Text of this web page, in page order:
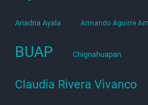
Ariadna Ayala Armando Aguirre
BUAP Chignahuapan
Claudia Rivera Vivanco